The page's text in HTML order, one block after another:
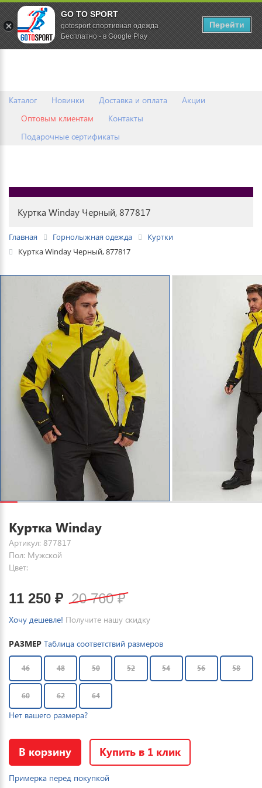
Каталог Новинки Доставка и оплата
Акции
Оптовым клиентам
Контакты
Подарочные сертификаты
0
Куртка Winday Черный, 877817
Главная Горнолыжная одежда
Куртки
Куртка Winday Черный, 877817
Куртка Winday
Артикул: 877817
Пол: Мужской
Цвет:
11 250 ₽ 20 760₽
Хочу дешевле! Получите нашу скидку
РАЗМЕР Таблица соответствий размеров
46 48 50 52 54 56 58
60 62 64
Нет вашего размера?
В корзину Купить в 1 клик
Примерка перед покупкой
GO TO SPORT
gotosport спортивная одежда
Бесплатно - в Google Play
Перейти